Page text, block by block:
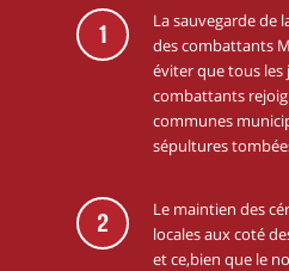
1
La sauvegarde de
des combattants
éviter que tous les
combattants
communes
sépultures
2
Le maintien des
locales aux coté
et ce,bien que le